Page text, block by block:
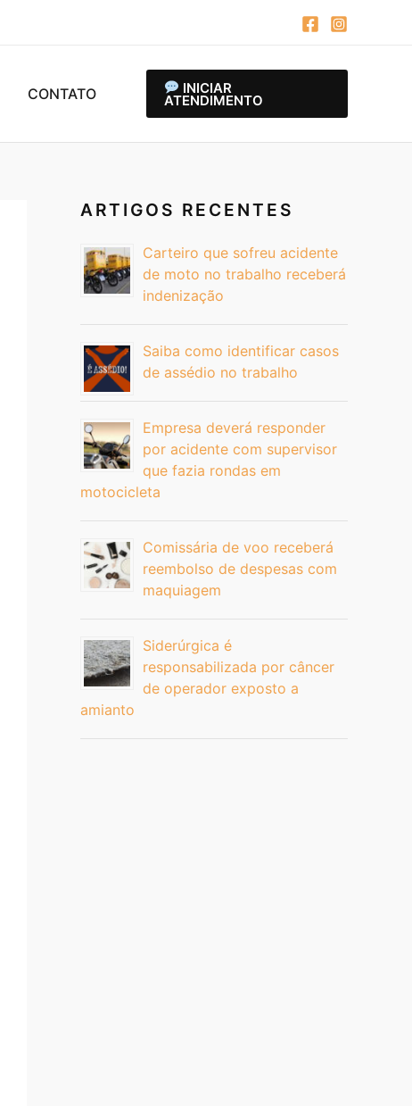
CONTATO INICIAR
ATENDIMENTO
ARTIGOS RECENTES
Carteiro que sofreu acidente
de moto no trabalho receberá
indenização
Saiba como identificar casos
de assédio no trabalho
Empresa deverá responder
por acidente com supervisor
que fazia rondas em
motocicleta
Comissária de voo receberá
reembolso de despesas com
maquiagem
Siderúrgica é
responsabilizada por câncer
de operador exposto a
amianto